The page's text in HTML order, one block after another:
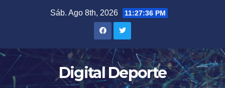
Sáb. Ago 8th, 2026 11:27:36 PM
Digital Deporte